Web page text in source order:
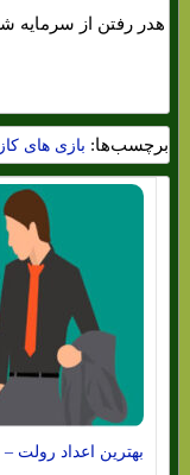
هدر رفتن از سرمایه
برچسب‌ها: بازی های
بهترین اعداد رولت –